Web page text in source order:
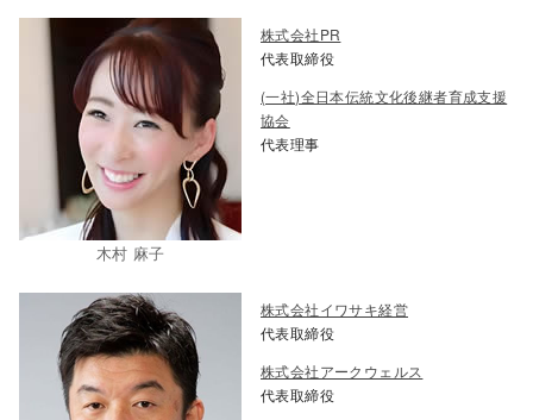
木村 麻子
株式会社PR
代表取締役
(一社)全日本伝統文化後継者育成支援
協会
代表理事
株式会社イワサキ経営
代表取締役
株式会社アークウェルス
代表取締役